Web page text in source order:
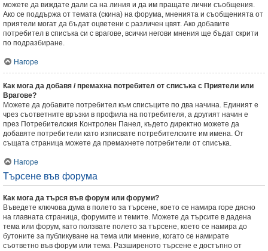
можете да виждате дали са на линия и да им пращате лични съобщения.
Ако се поддържа от темата (скина) на форума, мненията и съобщенията от
приятели могат да бъдат оцветени с различен цвят. Ако добавите
потребител в списъка си с врагове, всички негови мнения ще бъдат скрити
по подразбиране.
Нагоре
Как мога да добавя / премахна потребител от списъка с Приятели или
Врагове?
Можете да добавите потребител към списъците по два начина. Единият е
чрез съответните връзки в профила на потребителя, а другият начин е
през Потребителския Контролен Панел, където директно можете да
добавяте потребители като изписвате потребителските им имена. От
същата страница можете да премахнете потребители от списъка.
Нагоре
Търсене във форума
Как мога да търся във форум или форуми?
Въведете ключова дума в полето за търсене, което се намира горе дясно
на главната страница, форумите и темите. Можете да търсите в дадена
тема или форум, като ползвате полето за търсене, което се намира до
бутоните за публикуване на тема или мнение, когато се намирате
съответно във форум или тема. Разширеното търсене е достъпно от